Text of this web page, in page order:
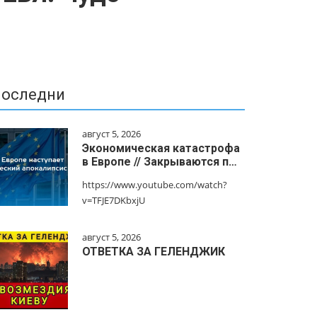
август 5, 2026
Экономическая катастрофа
в Европе // Закрываются п…
https://www.youtube.com/watch?
v=TFJE7DKbxjU
август 5, 2026
ОТВЕТКА ЗА ГЕЛЕНДЖИК